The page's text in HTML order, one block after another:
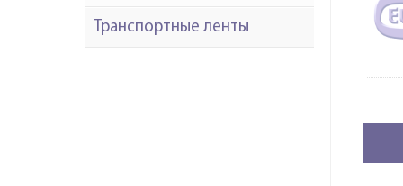
Транспортные ленты